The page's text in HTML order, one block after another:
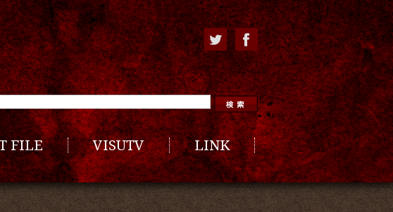
FILE VISUTV LINK